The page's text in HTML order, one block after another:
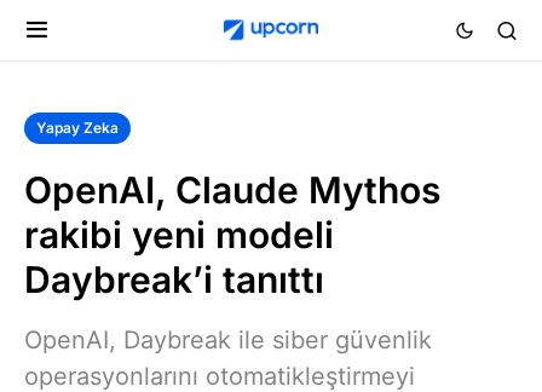
Yapay Zeka
OpenAI, Claude Mythos
rakibi yeni modeli
Daybreak’i tanıttı
OpenAI, Daybreak ile siber güvenlik
operasyonlarını otomatikleştirmeyi